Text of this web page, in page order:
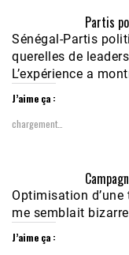
Partis
Sénégal-Partis
querelles de
L’expérience a
J’aime ça :
chargement…
Optimisation
me semblait
J’aime ça :